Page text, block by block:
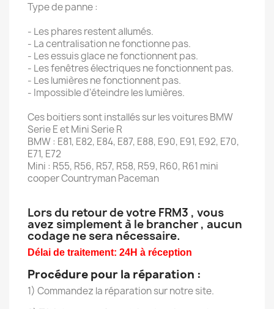
Type de panne :
- Les phares restent allumés.
- La centralisation ne fonctionne pas.
- Les essuis glace ne fonctionnent pas.
- Les fenêtres électriques ne fonctionnent pas.
- Les lumières ne fonctionnent pas.
- Impossible d'éteindre les lumières.
Ces boitiers sont installés sur les voitures BMW
Serie E et Mini Serie R
BMW : E81, E82, E84, E87, E88, E90, E91, E92, E70,
E71, E72
Mini : R55, R56, R57, R58, R59, R60, R61 mini
cooper ​Countryman Paceman
Lors du retour de votre FRM3 , vous
avez simplement à le brancher , aucun
codage ne sera nécessaire.
Délai de traitement: 24H à réception
Procédure pour la réparation :
1) Commandez la réparation sur notre site.